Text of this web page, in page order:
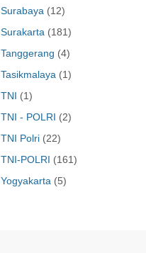
Surabaya (12)
Surakarta (181)
Tanggerang (4)
Tasikmalaya (1)
TNI (1)
TNI - POLRI (2)
TNI Polri (22)
TNI-POLRI (161)
Yogyakarta (5)